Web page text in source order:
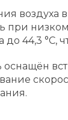
воздуха
при
до 44,3 °C,